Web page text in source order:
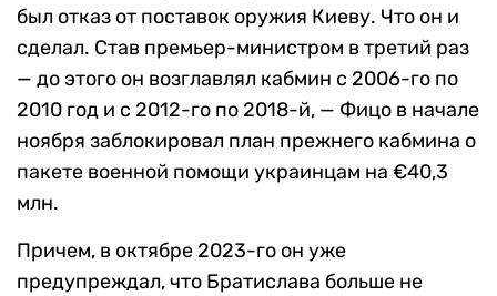
был отказ от поставок оружия Киеву. Что он и
сделал. Став премьер-министром в третий раз
— до этого он возглавлял кабмин с 2006-го по
2010 год и с 2012-го по 2018-й, — Фицо в начале
ноября заблокировал план прежнего кабмина о
пакете военной помощи украинцам на €40,3
млн.
Причем, в октябре 2023-го он уже
предупреждал, что Братислава больше не